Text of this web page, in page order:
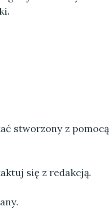
stworzony z pomocą
się z redakcją.